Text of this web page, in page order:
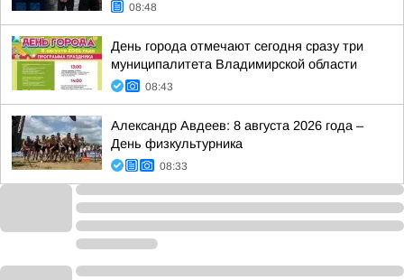
08:48
День города отмечают сегодня сразу три
муниципалитета Владимирской области
08:43
Александр Авдеев: 8 августа 2026 года –
День физкультурника
08:33